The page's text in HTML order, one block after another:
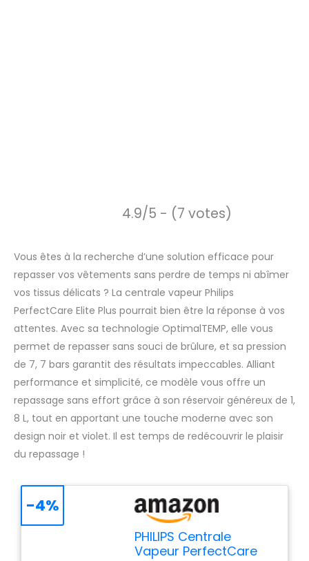
4.9/5 - (7 votes)
Vous êtes à la recherche d’une solution efficace pour
repasser vos vêtements sans perdre de temps ni abîmer
vos tissus délicats ? La centrale vapeur Philips
PerfectCare Elite Plus pourrait bien être la réponse à vos
attentes. Avec sa technologie OptimalTEMP, elle vous
permet de repasser sans souci de brûlure, et sa pression
de 7, 7 bars garantit des résultats impeccables. Alliant
performance et simplicité, ce modèle vous offre un
repassage sans effort grâce à son réservoir généreux de 1,
8 L, tout en apportant une touche moderne avec son
design noir et violet. Il est temps de redécouvrir le plaisir
du repassage !
PHILIPS Centrale
Vapeur PerfectCare
-4%